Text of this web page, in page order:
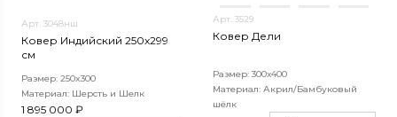
Арт. 3048нш
Ковер Индийский 250x299
см
Размер: 250x300
Материал: Шерсть и Шелк
1 895 000 ₽
Арт. 3529
Ковер Дели
Размер: 300х400
Материал: Акрил/Бамбуковый
шёлк